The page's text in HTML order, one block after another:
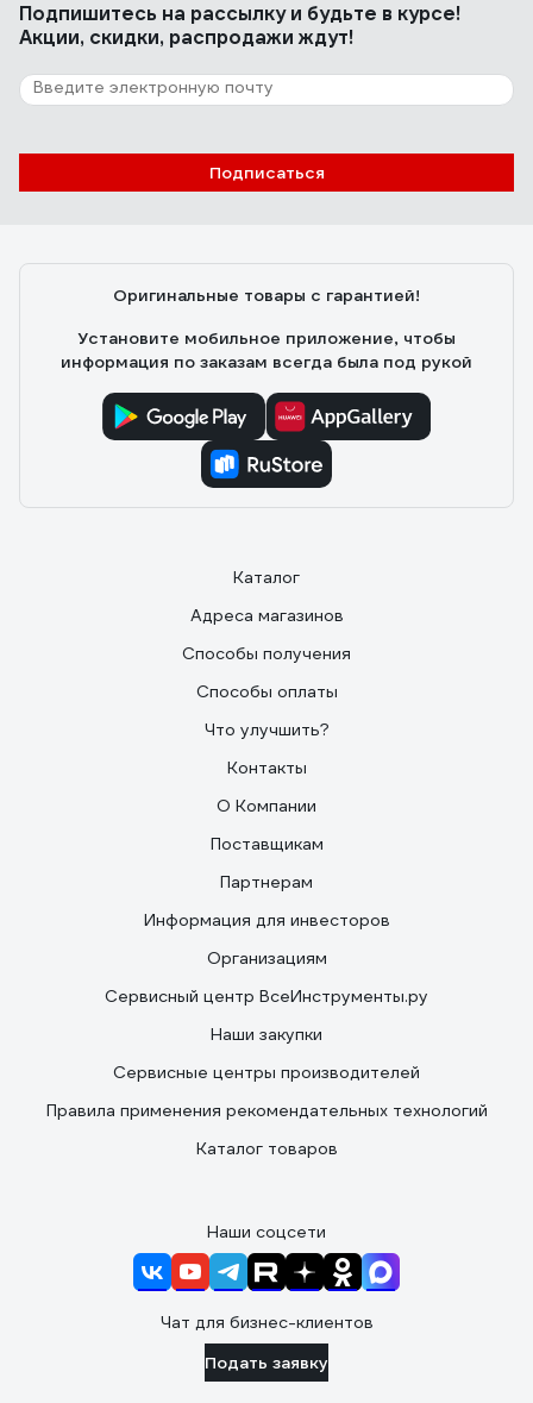
Подпишитесь на рассылкуи будьте в курсе!
Акции, скидки, распродажи ждут!
Подписаться
Оригинальные товары с гарантией!
Установите мобильное приложение, чтобы
информация по заказам всегда была под рукой
Каталог
Адреса магазинов
Способы получения
Способы оплаты
Что улучшить?
Контакты
О Компании
Поставщикам
Партнерам
Информация для инвесторов
Организациям
Сервисный центр ВсеИнструменты.ру
Наши закупки
Сервисные центры производителей
Правила применения рекомендательных технологий
Каталог товаров
Наши соцсети
Чат для бизнес-клиентов
Подать заявку